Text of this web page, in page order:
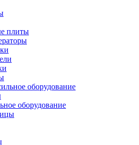
плиты
оборудование
оборудование